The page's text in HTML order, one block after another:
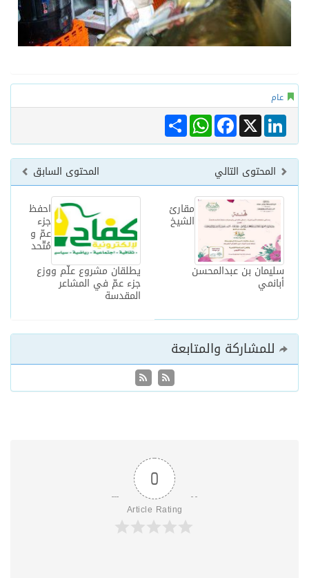
عام
Share
WhatsAppFacebook X
LinkedIn
المحتوى السابق
المحتوى التالي
احفظ
جزء
عمّ و
مُتّحد
يطلقان مشروع علّم ووزع
جزء عمّ في المشاعر
المقدسة
مقارئ
الشيخ
سليمان بن عبدالمحسن
أبانمي
للمشاركة والمتابعة
0
Article Rating